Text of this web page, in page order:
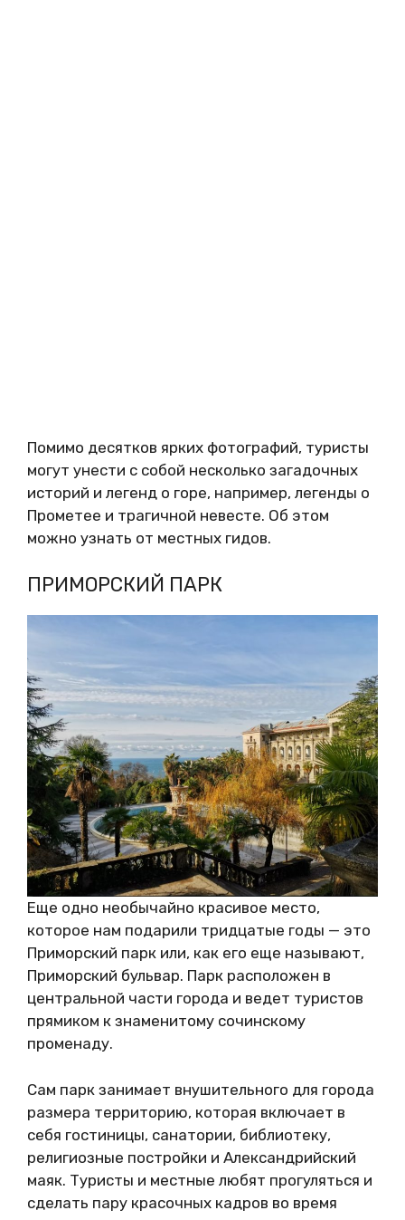
Помимо десятков ярких фотографий, туристы
могут унести с собой несколько загадочных
историй и легенд о горе, например, легенды о
Прометее и трагичной невесте. Об этом
можно узнать от местных гидов.
ПРИМОРСКИЙ ПАРК
Еще одно необычайно красивое место,
которое нам подарили тридцатые годы — это
Приморский парк или, как его еще называют,
Приморский бульвар. Парк расположен в
центральной части города и ведет туристов
прямиком к знаменитому сочинскому
променаду.
Сам парк занимает внушительного для города
размера территорию, которая включает в
себя гостиницы, санатории, библиотеку,
религиозные постройки и Александрийский
маяк. Туристы и местные любят прогуляться и
сделать пару красочных кадров во время